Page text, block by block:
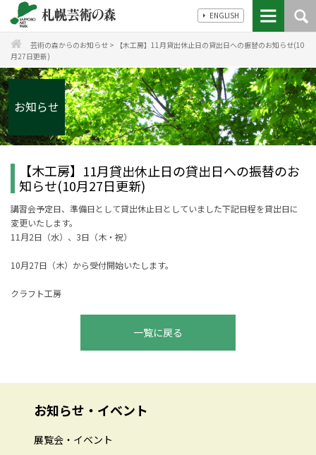
ENGLISH
芸術の森からのお知らせ >
【木工房】11月貸出休止日の貸出日への振替のお知らせ(10
月27日更新)
お知らせ
【木工房】11月貸出休止日の貸出日への振替のお
知らせ(10月27日更新)
講習会予定日、準備日として貸出休止日としていました下記日程を貸出日に
変更いたします。
11月2日（水）、3日（木・祝）
10月27日（木）から受付開始いたします。
クラフト工房
一覧に戻る
お知らせ・イベント
展覧会・イベント